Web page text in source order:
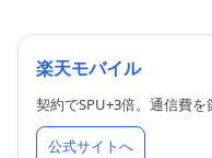
楽天モバイル
契約でSPU+3倍。通信費を
公式サイトへ